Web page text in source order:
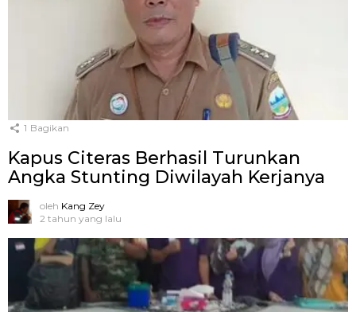
1 Bagikan
Kapus Citeras Berhasil Turunkan
Angka Stunting Diwilayah Kerjanya
oleh Kang Zey
2 tahun yang lalu